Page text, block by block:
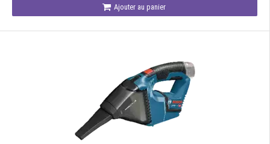
Ajouter au panier